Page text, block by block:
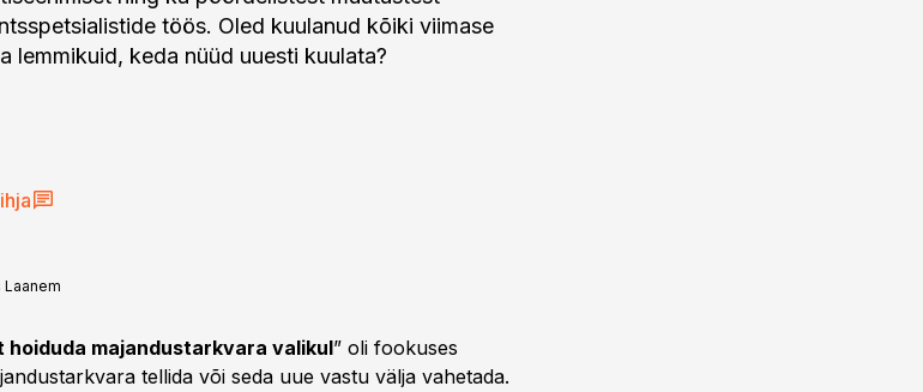
töös. Oled kuulanud kõiki viimase
lemmikuid, keda nüüd uuesti kuulata?
Laanem
hoiduda majandustarkvara valikul” oli fookuses
tellida või seda uue vastu välja vahetada.